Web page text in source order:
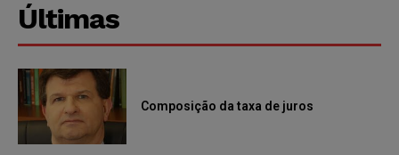
Últimas
Composição da taxa de juros